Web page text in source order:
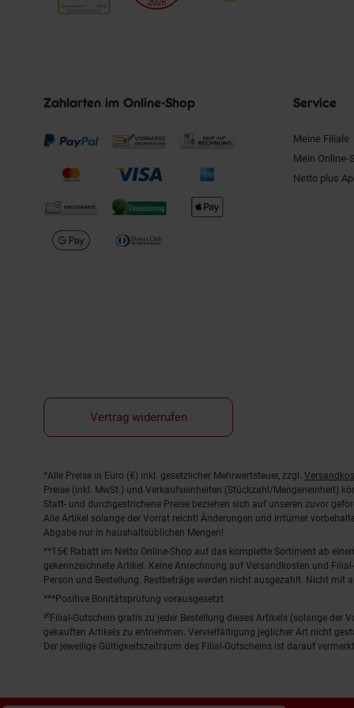
Zahlarten im Online-Shop Service
Meine Filiale
Mein Online-
Netto plus
Vertrag widerrufen
Fußnoten
*Alle Preise in Euro (€) inkl. gesetzlicher Mehrwertsteuer, zzgl.
Preise (inkl. MwSt.) und Verkaufseinheiten (Stückzahl/Mengeneinheit)
Statt- und durchgestrichene Preise beziehen sich auf unseren zuvor
Alle Artikel solange der Vorrat reicht! Änderungen und Irrtümer
Abgabe nur in haushaltsüblichen Mengen!
**15€ Rabatt im Netto Online-Shop auf das komplette Sortiment ab
gekennzeichnete Artikel. Keine Anrechnung auf Versandkosten und
Person und Bestellung. Restbeträge werden nicht ausgezahlt. Nicht mit
***Positive Bonitätsprüfung vorausgesetzt
²⁰Filial-Gutschein gratis zu jeder Bestellung dieses Artikels (solange
gekauften Artikels zu entnehmen. Vervielfältigung jeglicher Art nicht
Der jeweilige Gültigkeitszeitraum des Filial-Gutscheins ist darauf